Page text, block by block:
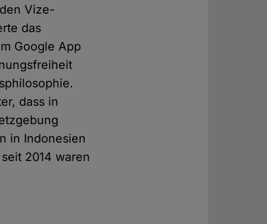
Vize-
das
Google App
dass in
in Indonesien
2014 waren